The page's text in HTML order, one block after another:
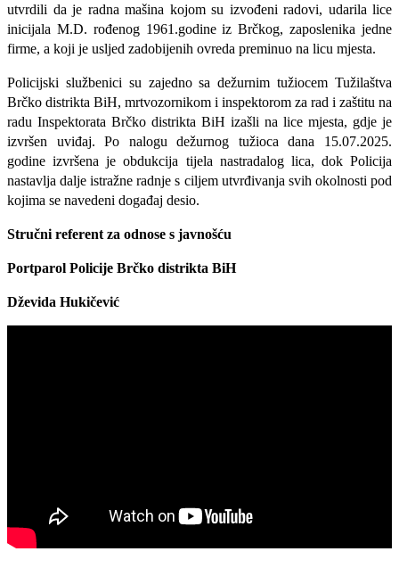
utvrdili da je radna mašina kojom su izvođeni radovi, udarila lice
inicijala M.D. rođenog 1961.godine iz Brčkog, zaposlenika jedne
firme, a koji je usljed zadobijenih ovreda preminuo na licu mjesta.
Policijski službenici su zajedno sa dežurnim tužiocem Tužilaštva
Brčko distrikta BiH, mrtvozornikom i inspektorom za rad i zaštitu na
radu Inspektorata Brčko distrikta BiH izašli na lice mjesta, gdje je
izvršen uviđaj. Po nalogu dežurnog tužioca dana 15.07.2025.
godine izvršena je obdukcija tijela nastradalog lica, dok Policija
nastavlja dalje istražne radnje s ciljem utvrđivanja svih okolnosti pod
kojima se navedeni događaj desio.
Stručni referent za odnose s javnošću
Portparol Policije Brčko distrikta BiH
Dževida Hukičević